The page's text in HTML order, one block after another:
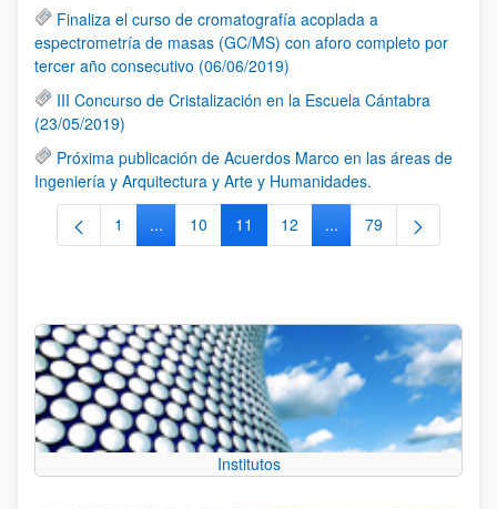
Finaliza el curso de cromatografía acoplada a
espectrometría de masas (GC/MS) con aforo completo por
tercer año consecutivo (06/06/2019)
III Concurso de Cristalización en la Escuela Cántabra
(23/05/2019)
Próxima publicación de Acuerdos Marco en las áreas de
Ingeniería y Arquitectura y Arte y Humanidades.
Página
1 ...Páginas intermedias Use TAB para desplazarse.
Página
10 Página
11 Página
12 ...Páginas intermedias
Página
79
Institutos